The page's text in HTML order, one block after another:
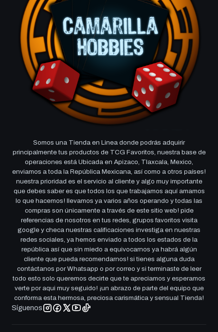
Somos una Tienda en Linea donde podrás adquirir
principalmente tus productos de TCG Favoritos, nuestra base de
operaciones está Ubicada en Apizaco, Tlaxcala, Mexico,
enviamos a toda la República Mexicana, así como a otros países!
nuestra prioridad es el servicio al cliente y algo muy importante
que debes saber es que todos los que trabajamos aquí amamos
lo que hacemos! llevamos ya varios años operando y todas las
compras son únicamente a través de este sitio web! pide
referencias de nosotros en tus redes, grupos favoritos visita
google y checa nuestras calificaciones investiga en nuestras
redes sociales, ya hemos enviado a todos los estados de la
república así que sin miedo a equivocarnos ya habrá algún
cliente que pueda recomendarnos! si tienes alguna duda
contáctanos por Whatsapp o por correo y si terminaste de leer
todo esto solo queremos decirte que te apreciamos y esperamos
verte por aqui muy seguido! ¡un abrazo de parte del equipo que
conforma esta hermosa, preciosa carismática y sensual Tienda!
Síguenos